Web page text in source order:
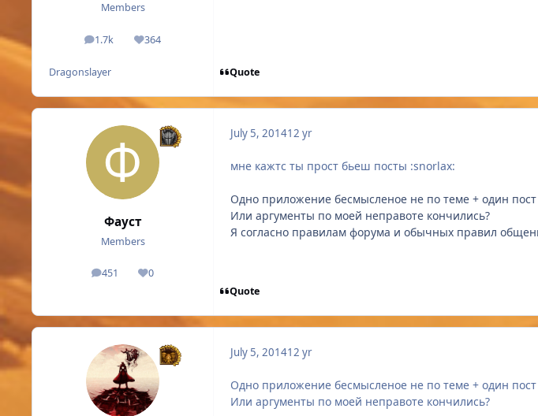
Members
1.7k
posts 364
Reputation
Dragonslayer Quote
Фауст
Members
451
posts 0
Reputation
July 5, 201412 yr
мне кажтс ты прост бьеш посты :snorlax:
Одно приложение бесмысленое не по теме + один
Или аргументы по моей неправоте кончились?
Я согласно правилам форума и обычных правил
Quote
July 5, 201412 yr
Одно приложение бесмысленое не по теме + один
Или аргументы по моей неправоте кончились?